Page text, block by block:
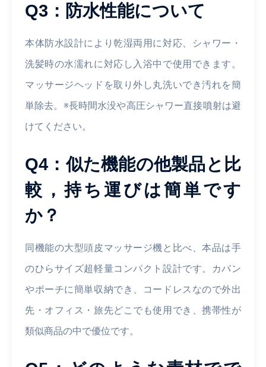
Q3：防水性能について
本体防水設計により乾湿両用に対応、シャワー・
洗髪時の水濡れに対応し入浴中で使用できます。
マッサージヘッドを取り外し丸洗いでき汚れを簡
単除去。※長時間水没や高圧シャワー直接噴射は避
けてください。
Q4：似た機能の他製品と比
較，持ち運びは簡単です
か？
同機能の大型頭皮マッサージ機と比べ、本品は手
のひらサイズ超軽量コンパクト設計です。カバン
やポーチに簡単収納でき、コードレスなので外出
先・オフィス・旅先どこでも使用でき、携帯性が
類似商品の中で優位です。